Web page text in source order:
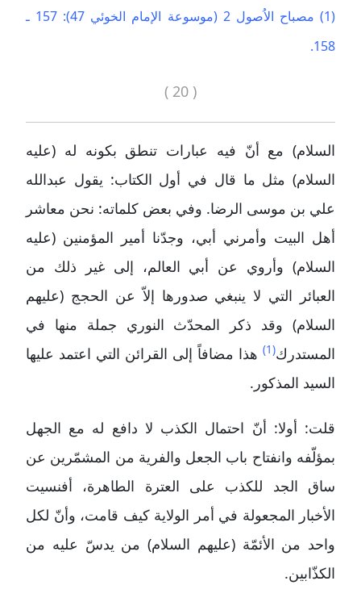
(1) مصباح الاُصول 2 (موسوعة الإمام الخوئي 47): 157 ـ
158.
( 20 )
السلام) مع أنّ فيه عبارات تنطق بكونه له (عليه
السلام) مثل ما قال في أول الكتاب: يقول عبدالله
علي بن موسى الرضا. وفي بعض كلماته: نحن معاشر
أهل البيت وأمرني أبي، وجدّنا أمير المؤمنين (عليه
السلام) وأروي عن أبي العالم، إلى غير ذلك من
العبائر التي لا ينبغي صدورها إلاّ عن الحجج (عليهم
السلام) وقد ذكر المحدّث النوري جملة منها في
المستدرك(1)
هذا مضافاً إلى القرائن التي اعتمد عليها
السيد المذكور.
قلت: أولا: أنّ احتمال الكذب لا دافع له مع الجهل
بمؤلّفه وانفتاح باب الجعل والفرية من المشمّرين عن
ساق الجد للكذب على العترة الطاهرة، أفنسيت
الأخبار المجعولة في أمر الولاية كيف قامت، وأنّ لكل
واحد من الأئمّة (عليهم السلام) من يدسّ عليه من
الكذّابين.